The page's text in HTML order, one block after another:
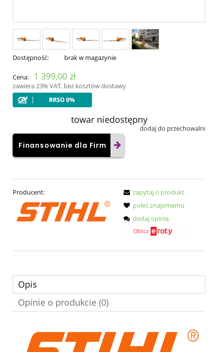
Dostępność: brak w magazynie
Cena: 1 399,00 zł
zawiera 23% VAT, bez kosztów dostawy
towar niedostępny
dodaj do przechowalni
Finansowanie dla Firm
Producent:
zapytaj o produkt
poleć znajomemu
dodaj opinię
Opis
Opinie o produkcie (0)